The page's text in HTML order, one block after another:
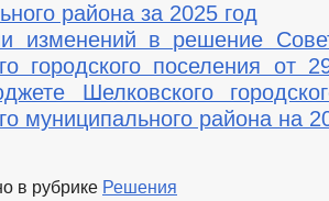
района за 2025 год
изменений в решение
городского поселения от
Шелковского
муниципального района на
в рубрике Решения